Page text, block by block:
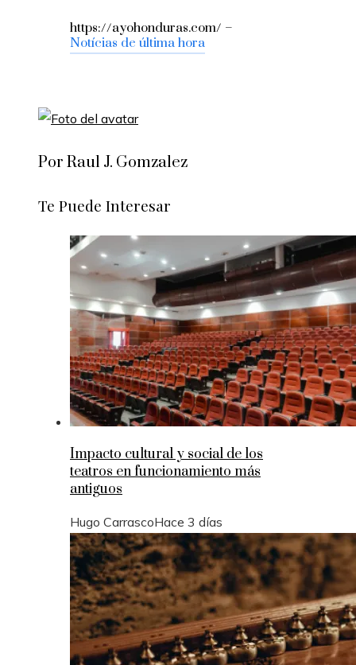
https://ayohonduras.com/ –
Notícias de última hora
Por Raul J. Gomzalez
Te Puede Interesar
Impacto cultural y social de los
teatros en funcionamiento más
antiguos
Hugo CarrascoHace 3 días